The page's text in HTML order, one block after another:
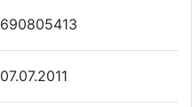
690805413
07.07.2011